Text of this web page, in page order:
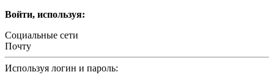
Войти, используя:
Социальные сети
Почту
Используя логин и пароль: